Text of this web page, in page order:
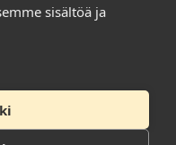
sisältöä ja